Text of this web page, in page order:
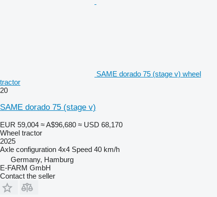
SAME dorado 75 (stage v) wheel
tractor
20
SAME dorado 75 (stage v)
EUR 59,004 ≈ A$96,680 ≈ USD 68,170
Wheel tractor
2025
Axle configuration 4x4 Speed 40 km/h
Germany, Hamburg
E-FARM GmbH
Contact the seller